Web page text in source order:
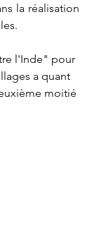
la réalisation
l'Inde" pour
a quant
moitié